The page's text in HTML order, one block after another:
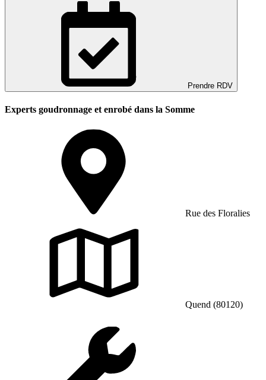
Prendre RDV
Experts goudronnage et enrobé dans la Somme
Rue des Floralies
Quend (80120)